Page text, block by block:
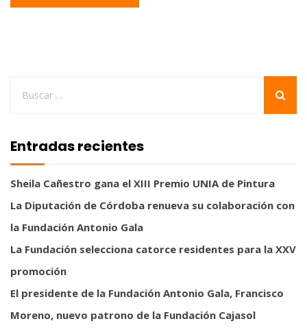
Entradas recientes
Sheila Cañestro gana el XIII Premio UNIA de Pintura
La Diputación de Córdoba renueva su colaboración con
la Fundación Antonio Gala
La Fundación selecciona catorce residentes para la XXV
promoción
El presidente de la Fundación Antonio Gala, Francisco
Moreno, nuevo patrono de la Fundación Cajasol